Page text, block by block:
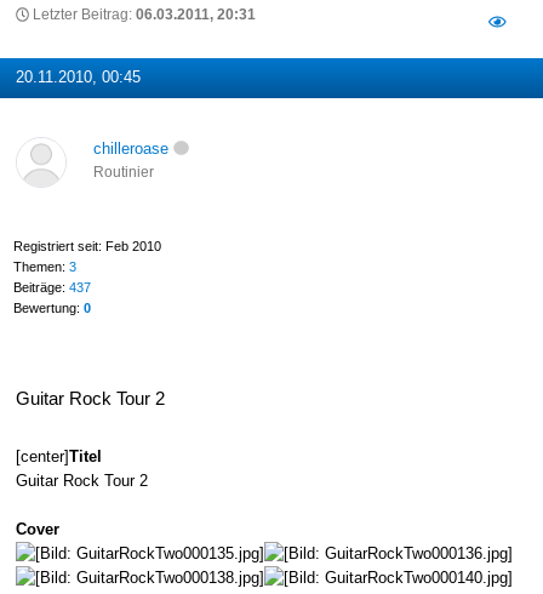
Letzter Beitrag:06.03.2011, 20:31
20.11.2010, 00:45
chilleroase
Routinier
Registriert seit: Feb 2010
Themen: 3
Beiträge: 437
Bewertung: 0
Guitar Rock Tour 2
[center]Titel
Guitar Rock Tour 2
Cover